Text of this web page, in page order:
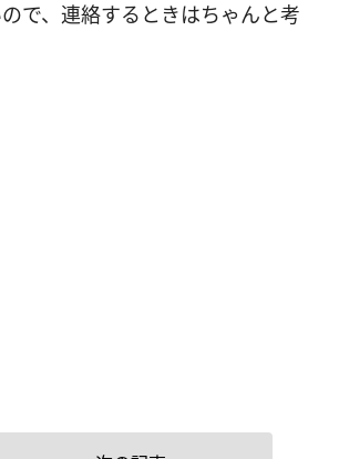
で、連絡するときはちゃんと考